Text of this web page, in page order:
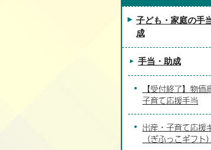
子ども・家庭の手
成
手当・助成
【受付終了】物価
子育て応援手当
出産・子育て応援
（ぎふっこギフト）